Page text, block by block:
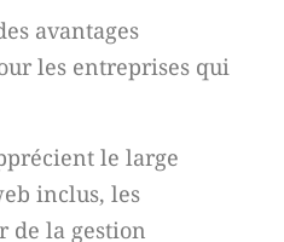
avantages
les entreprises qui
le large
inclus, les
de la gestion